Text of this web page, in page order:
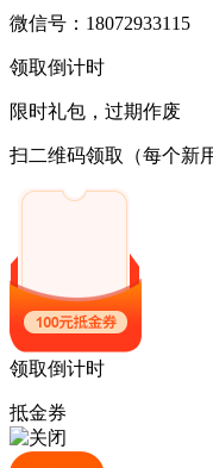
微信号：18072933115
领取倒计时
限时礼包，过期作废
扫二维码领取 （每个新
领取倒计时
抵金券